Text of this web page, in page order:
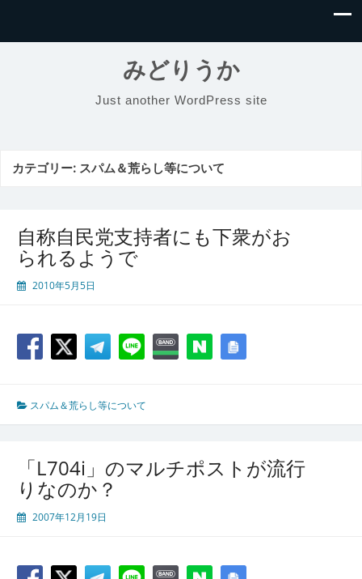
みどりうか
Just another WordPress site
カテゴリー: スパム＆荒らし等について
自称自民党支持者にも下衆がお
られるようで
2010年5月5日
スパム＆荒らし等について
「L704i」のマルチポストが流行
りなのか？
2007年12月19日